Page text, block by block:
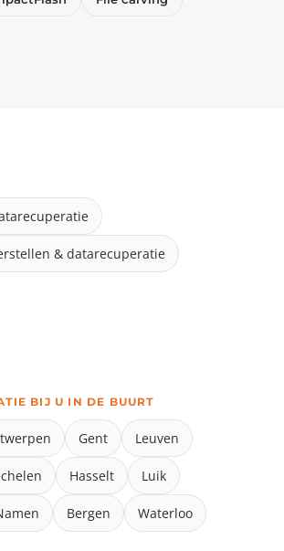
& datarecuperatie
BIJ U IN DE BUURT
Gent Leuven
Hasselt Luik
Bergen Waterloo